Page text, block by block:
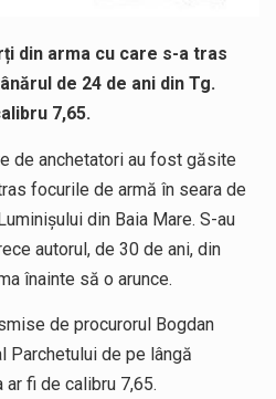
din arma cu care s-a tras
de 24 de ani din Tg.
7,65.
de anchetatori au fost găsite
focurile de armă în seara de
din Baia Mare. S-au
autorul, de 30 de ani, din
înainte să o arunce.
de procurorul Bogdan
Parchetului de pe lângă
ar fi de calibru 7,65.